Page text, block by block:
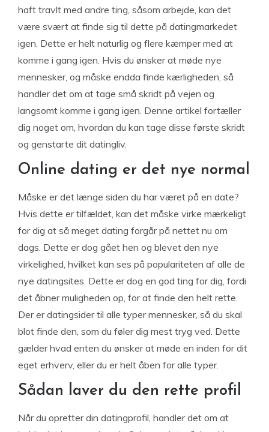
haft travlt med andre ting, såsom arbejde, kan det
være svært at finde sig til dette på datingmarkedet
igen. Dette er helt naturlig og flere kæmper med at
komme i gang igen. Hvis du ønsker at møde nye
mennesker, og måske endda finde kærligheden, så
handler det om at tage små skridt på vejen og
langsomt komme i gang igen. Denne artikel fortæller
dig noget om, hvordan du kan tage disse første skridt
og genstarte dit datingliv.
Online dating er det nye normal
Måske er det længe siden du har været på en date?
Hvis dette er tilfældet, kan det måske virke mærkeligt
for dig at så meget dating forgår på nettet nu om
dags. Dette er dog gået hen og blevet den nye
virkelighed, hvilket kan ses på populariteten af alle de
nye datingsites. Dette er dog en god ting for dig, fordi
det åbner muligheden op, for at finde den helt rette.
Der er datingsider til alle typer mennesker, så du skal
blot finde den, som du føler dig mest tryg ved. Dette
gælder hvad enten du ønsker at møde en inden for dit
eget erhverv, eller du er helt åben for alle typer.
Sådan laver du den rette profil
Når du opretter din datingprofil, handler det om at